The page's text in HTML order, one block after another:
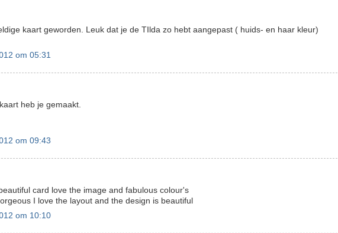
kaart geworden. Leuk dat je de TIlda zo hebt aangepast ( huids- en haar kleur)
om 05:31
heb je gemaakt.
om 09:43
card love the image and fabulous colour's
I love the layout and the design is beautiful
om 10:10